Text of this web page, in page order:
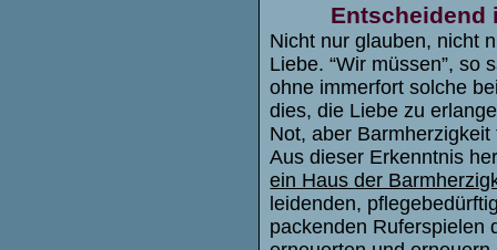
Entscheidend
Nicht nur glauben, nicht
Liebe. “Wir müssen”, so
ohne immerfort solche
dies, die Liebe zu
Not, aber
Aus dieser Erkenntnis
ein Haus der
leidenden,
packenden Ruferspielen